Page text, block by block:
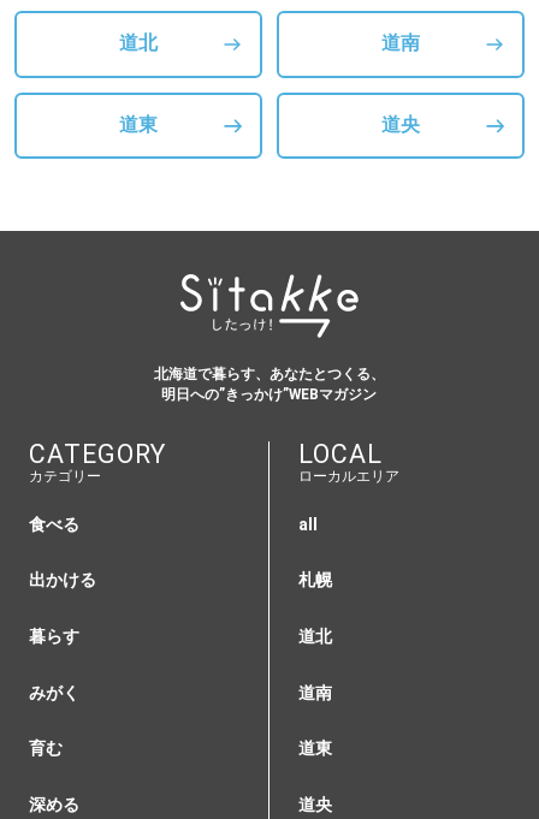
道北 道南
道東 道央
北海道で暮らす、あなたとつくる、
明日への”きっかけ”WEBマガジン
CATEGORY
カテゴリー
食べる
出かける
暮らす
みがく
育む
深める
LOCAL
ローカルエリア
all
札幌
道北
道南
道東
道央